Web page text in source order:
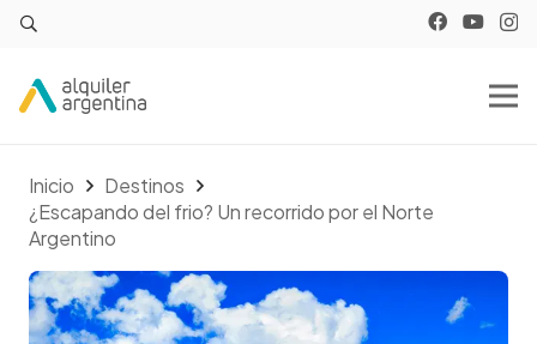
Inicio
Destinos
¿Escapando del frio? Un recorrido por el Norte
Argentino